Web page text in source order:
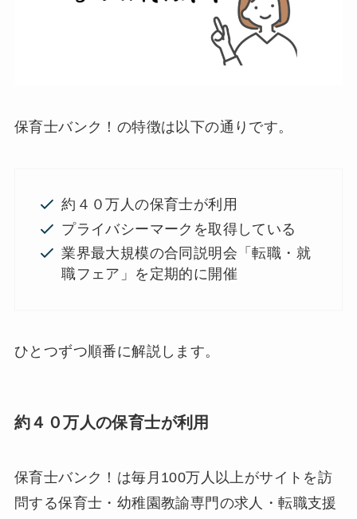
保育士バンク！の特徴は以下の通りです。
約４０万人の保育士が利用
プライバシーマークを取得している
業界最大規模の合同説明会「転職・就
職フェア」を定期的に開催
ひとつずつ順番に解説します。
約４０万人の保育士が利用
保育士バンク！は毎月100万人以上がサイトを訪
問する保育士・幼稚園教諭専門の求人・転職支援